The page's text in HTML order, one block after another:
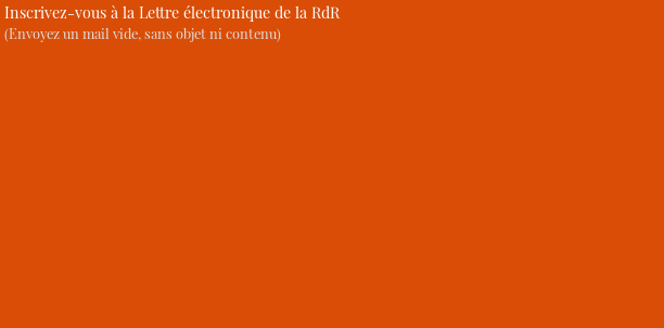
Inscrivez-vous à la Lettre électronique de la RdR
(Envoyez un mail vide, sans objet ni contenu)